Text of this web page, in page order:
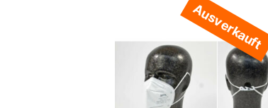
Ausverkauft